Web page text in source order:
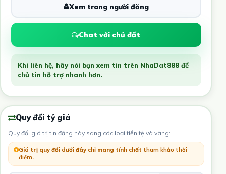
Xem trang người đăng
Chat với chủ đất
Khi liên hệ, hãy nói bạn xem tin trên NhaDat888 để
chủ tin hỗ trợ nhanh hơn.
Quy đổi tỷ giá
Quy đổi giá trị tin đăng này sang các loại tiền tệ và vàng:
Giá trị quy đổi dưới đây chỉ mang tính chất tham khảo thời
điểm.